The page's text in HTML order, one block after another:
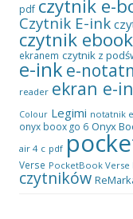
pdf czytnik e-
Czytnik E-ink
czytnik
ekranem czytnik z
e-ink e-
reader ekran e-
Colour Legimi notatnik
onyx boox go 6 Onyx
air 4 c pdf
Verse PocketBook Verse
czytników